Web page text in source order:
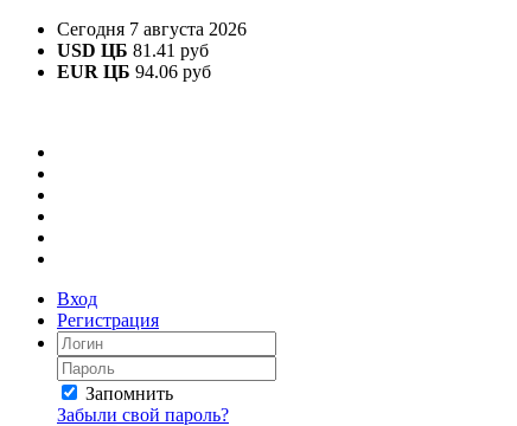
Сегодня 7 августа 2026
USD ЦБ 81.41 руб
EUR ЦБ 94.06 руб
Вход
Регистрация
Запомнить
Забыли свой пароль?